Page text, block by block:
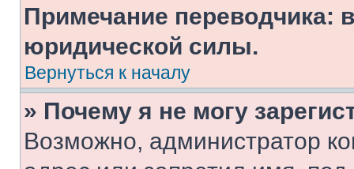
Примечание переводчика:
юридической силы.
Вернуться к началу
» Почему я не могу
Возможно, администратор